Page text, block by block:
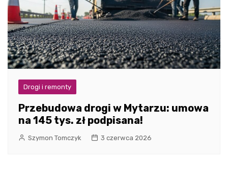
Drogi i remonty
Przebudowa drogi w Mytarzu: umowa
na 145 tys. zł podpisana!
Szymon Tomczyk 3 czerwca 2026